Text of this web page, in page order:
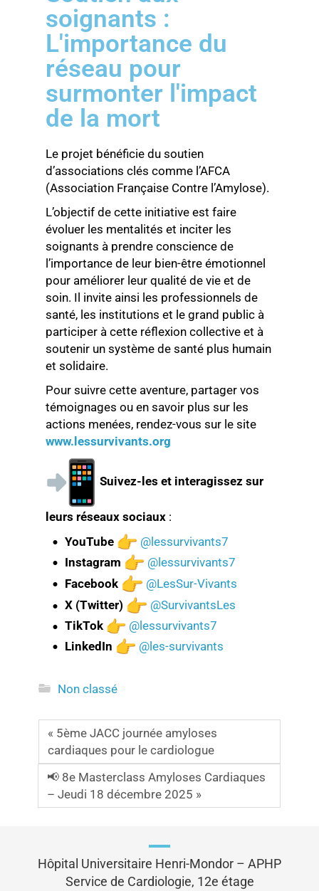
soignants :
L'importance du
réseau pour
surmonter l'impact
de la mort
Le projet bénéficie du soutien
d’associations clés comme l’AFCA
(Association Française Contre l’Amylose).
L’objectif de cette initiative est faire
évoluer les mentalités et inciter les
soignants à prendre conscience de
l’importance de leur bien-être émotionnel
pour améliorer leur qualité de vie et de
soin. Il invite ainsi les professionnels de
santé, les institutions et le grand public à
participer à cette réflexion collective et à
soutenir un système de santé plus humain
et solidaire.
Pour suivre cette aventure, partager vos
témoignages ou en savoir plus sur les
actions menées, rendez-vous sur le site
www.lessurvivants.org
Suivez-les et interagissez sur
leurs réseaux sociaux :
YouTube
@lessurvivants7
Instagram
@lessurvivants7
Facebook
@LesSur-Vivants
X (Twitter)
@SurvivantsLes
TikTok
@lessurvivants7
LinkedIn
@les-survivants
Non classé
« 5ème JACC journée amyloses
cardiaques pour le cardiologue
📢 8e Masterclass Amyloses Cardiaques
– Jeudi 18 décembre 2025 »
Hôpital Universitaire Henri-Mondor – APHP
Service de Cardiologie, 12e étage